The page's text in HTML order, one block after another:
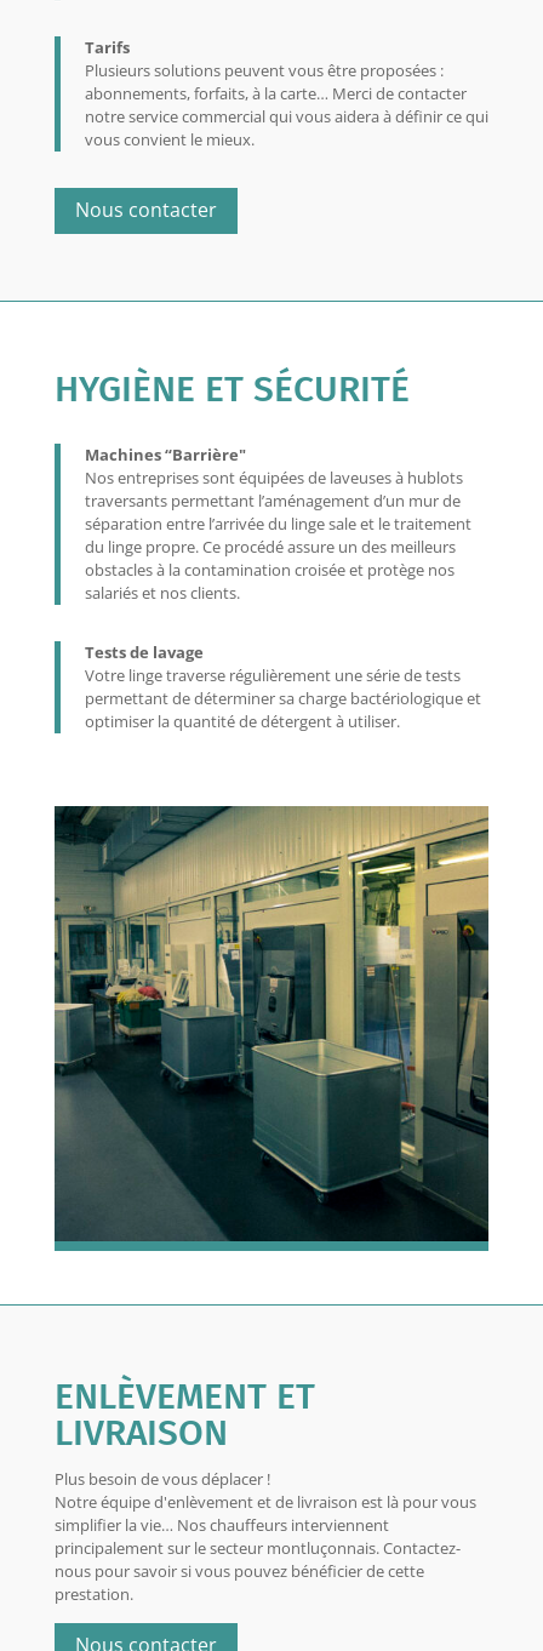
Tarifs
Plusieurs solutions peuvent vous être proposées :
abonnements, forfaits, à la carte… Merci de contacter
notre service commercial qui vous aidera à définir ce qui
vous convient le mieux.
Nous contacter
HYGIÈNE ET SÉCURITÉ
Machines “Barrière"
Nos entreprises sont équipées de laveuses à hublots
traversants permettant l’aménagement d’un mur de
séparation entre l’arrivée du linge sale et le traitement
du linge propre. Ce procédé assure un des meilleurs
obstacles à la contamination croisée et protège nos
salariés et nos clients.
Tests de lavage
Votre linge traverse régulièrement une série de tests
permettant de déterminer sa charge bactériologique et
optimiser la quantité de détergent à utiliser.
ENLÈVEMENT ET
LIVRAISON
Plus besoin de vous déplacer !
Notre équipe d'enlèvement et de livraison est là pour vous
simplifier la vie… Nos chauffeurs interviennent
principalement sur le secteur montluçonnais. Contactez-
nous pour savoir si vous pouvez bénéficier de cette
prestation.
Nous contacter